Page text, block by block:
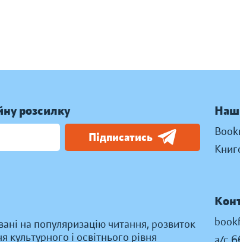
розсилку
Підписатись
на популяризацію читання, розвиток
і освітнього рівня